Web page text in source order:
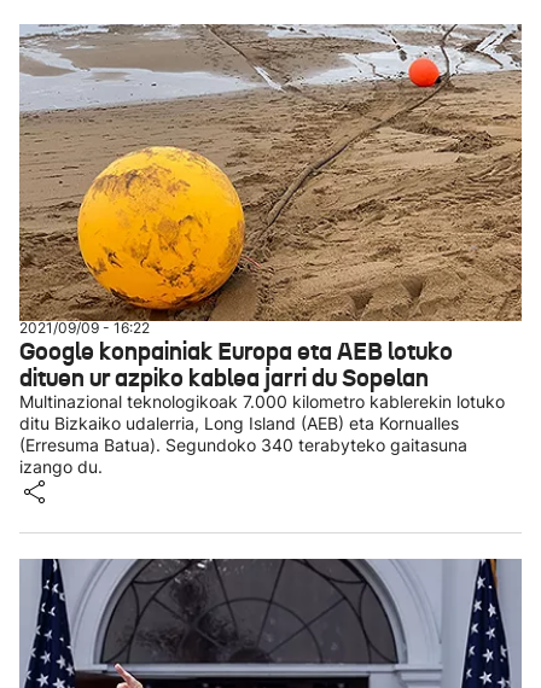
2021/09/09 - 16:22
Google konpainiak Europa eta AEB lotuko
dituen ur azpiko kablea jarri du Sopelan
Multinazional teknologikoak 7.000 kilometro kablerekin lotuko
ditu Bizkaiko udalerria, Long Island (AEB) eta Kornualles
(Erresuma Batua). Segundoko 340 terabyteko gaitasuna
izango du.